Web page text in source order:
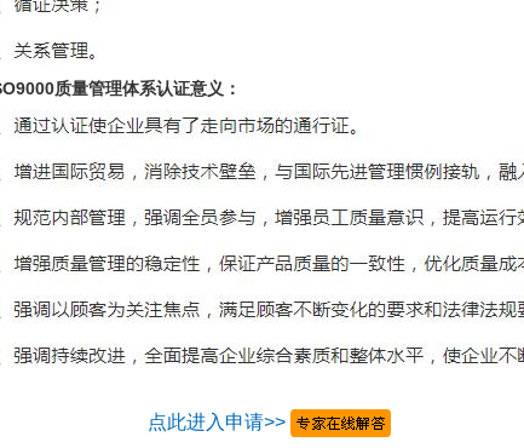
质量管理体系认证意义：
点此进入申请>>